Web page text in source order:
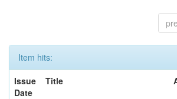
Item hits:
Issue
Date
Title